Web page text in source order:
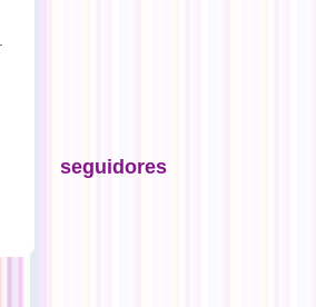
seguidores